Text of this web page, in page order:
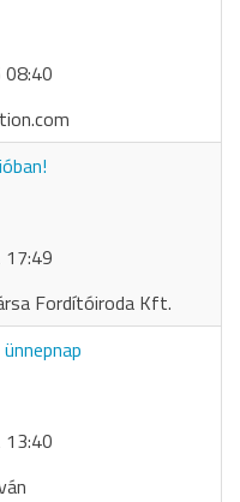
Fordítóiroda Kft.